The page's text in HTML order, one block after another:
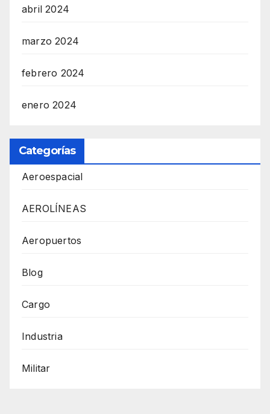
abril 2024
marzo 2024
febrero 2024
enero 2024
Categorías
Aeroespacial
AEROLÍNEAS
Aeropuertos
Blog
Cargo
Industria
Militar